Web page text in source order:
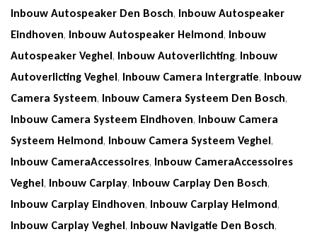
Inbouw Autospeaker Den Bosch, Inbouw Autospeaker
Eindhoven, Inbouw Autospeaker Helmond, Inbouw
Autospeaker Veghel, Inbouw Autoverlichting, Inbouw
Autoverlicting Veghel, Inbouw Camera Intergratie, Inbouw
Camera Systeem, Inbouw Camera Systeem Den Bosch,
Inbouw Camera Systeem Eindhoven, Inbouw Camera
Systeem Helmond, Inbouw Camera Systeem Veghel,
Inbouw CameraAccessoires, Inbouw CameraAccessoires
Veghel, Inbouw Carplay, Inbouw Carplay Den Bosch,
Inbouw Carplay Eindhoven, Inbouw Carplay Helmond,
Inbouw Carplay Veghel, Inbouw Navigatie Den Bosch,